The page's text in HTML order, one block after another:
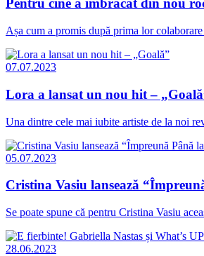
Pentru cine a îmbrăcat din nou
Așa cum a promis după prima lor
07.07.2023
Lora a lansat un nou hit –
Una dintre cele mai iubite artiste de la noi
05.07.2023
Cristina Vasiu lansează
Se poate spune că pentru Cristina Vasiu
28.06.2023